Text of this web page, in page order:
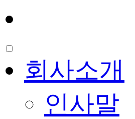
회사소개
인사말